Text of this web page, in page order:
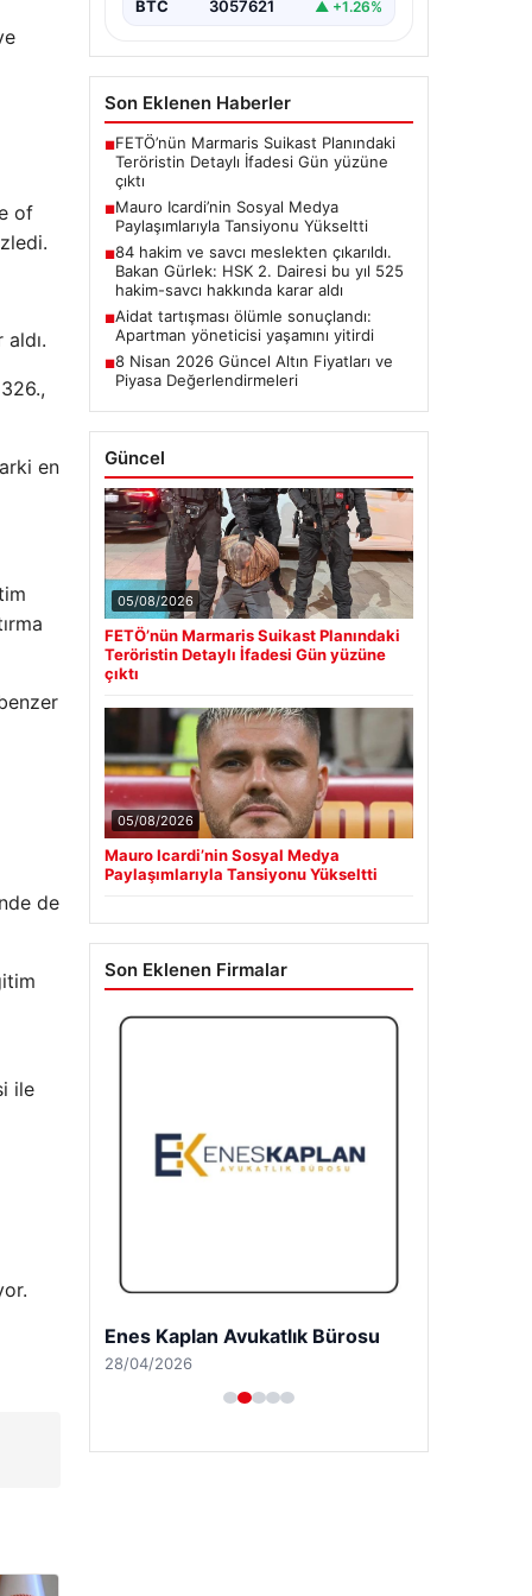
of
en
de
ile
BTC 3057621 ▲ +1.26%
Son Eklenen Haberler
■FETÖ’nün Marmaris Suikast Planındaki
Teröristin Detaylı İfadesi Gün yüzüne
çıktı
■Mauro Icardi’nin Sosyal Medya
Paylaşımlarıyla Tansiyonu Yükseltti
■84 hakim ve savcı meslekten çıkarıldı.
Bakan Gürlek: HSK 2. Dairesi bu yıl 525
hakim-savcı hakkında karar aldı
■Aidat tartışması ölümle sonuçlandı:
Apartman yöneticisi yaşamını yitirdi
■8 Nisan 2026 Güncel Altın Fiyatları ve
Piyasa Değerlendirmeleri
Güncel
05/08/2026
FETÖ’nün Marmaris Suikast Planındaki
Teröristin Detaylı İfadesi Gün yüzüne
çıktı
05/08/2026
Mauro Icardi’nin Sosyal Medya
Paylaşımlarıyla Tansiyonu Yükseltti
Son Eklenen Firmalar
Enes Kaplan Avukatlık Bürosu
28/04/2026